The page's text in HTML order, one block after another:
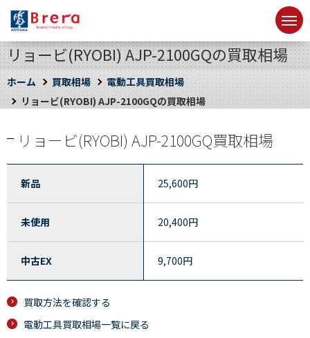
リョービ(RYOBI) AJP-2100GQの買取相場
ホーム 買取相場
電動工具買取相場
リョービ(RYOBI) AJP-2100GQの買取相場
リョービ(RYOBI) AJP-2100GQ買取相場
新品 25,600円
未使用 20,400円
中古EX 9,700円
買取方法を確認する
電動工具買取相場一覧に戻る